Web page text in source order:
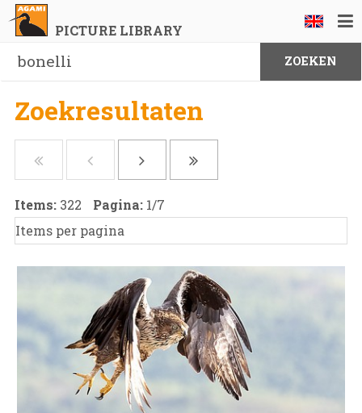
PICTURE LIBRARY
Zoekresultaten
Items: 322 Pagina: 1/7